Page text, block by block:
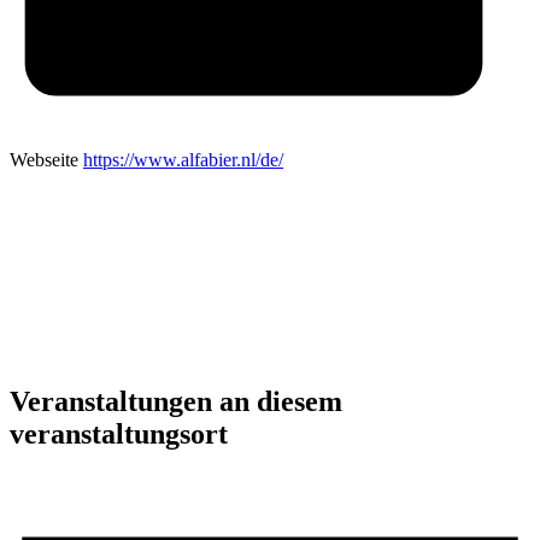
Webseite https://www.alfabier.nl/de/
Veranstaltungen an diesem
veranstaltungsort